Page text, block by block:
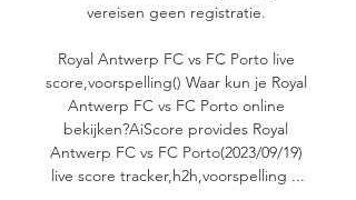
vereisen geen registratie.
Royal Antwerp FC vs FC Porto live
score,voorspelling() Waar kun je Royal
Antwerp FC vs FC Porto online
bekijken?AiScore provides Royal
Antwerp FC vs FC Porto(2023/09/19)
live score tracker,h2h,voorspelling ...